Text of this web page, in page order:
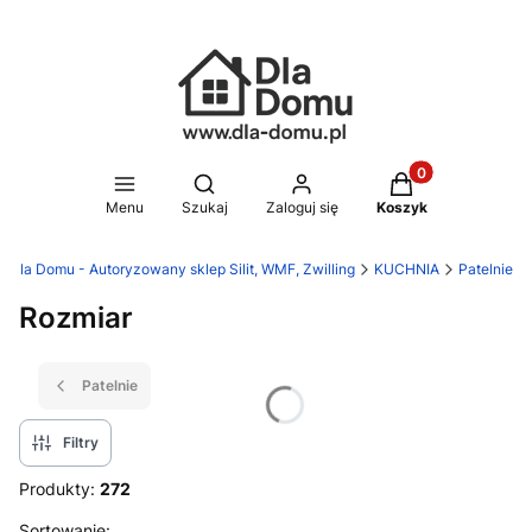
Menu
Otwórz wyszukiwarkę
Szukaj Zaloguj się
Produkty w
Koszyk
Dla Domu - Autoryzowany sklep Silit, WMF, Zwilling KUCHNIA Patelnie
Rozmiar
Patelnie
Filtry
Produkty: 272